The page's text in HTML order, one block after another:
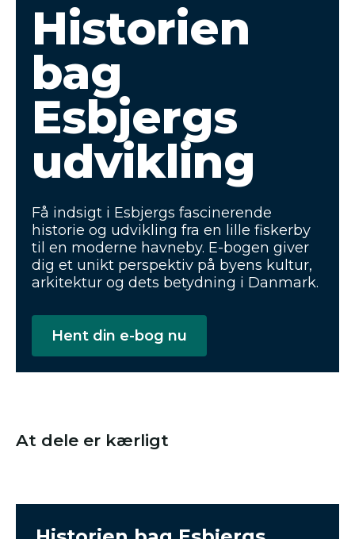
Historien
bag
Esbjergs
udvikling
Få indsigt i Esbjergs fascinerende
historie og udvikling fra en lille fiskerby
til en moderne havneby. E-bogen giver
dig et unikt perspektiv på byens kultur,
arkitektur og dets betydning i Danmark.
Hent din e-bog nu
At dele er kærligt